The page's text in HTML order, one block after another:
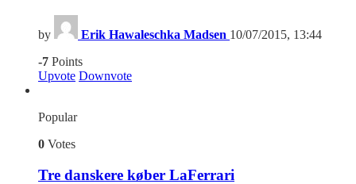
by Erik Hawaleschka Madsen 10/07/2015, 13:44
-7 Points
Upvote Downvote
Popular
0 Votes
Tre danskere køber LaFerrari